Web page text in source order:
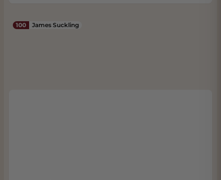
100 James Suckling